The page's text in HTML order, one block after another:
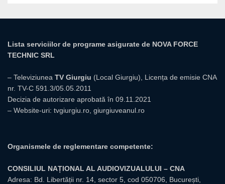
Lista serviciilor de programe asigurate de NOVA FORCE
TECHNIC SRL
– Televiziunea TV Giurgiu (Local Giurgiu), Licența de emisie CNA
nr. TV-C 591.3/05.05.2011
Decizia de autorizare aprobată în 09.11.2021
– Website-uri: tvgiurgiu.ro giurgiuveanul.ro
Organismele de reglementare competente:
CONSILIUL NAȚIONAL AL AUDIOVIZUALULUI – CNA
Adresa: Bd. Libertății nr. 14, sector 5, cod 050706, București,